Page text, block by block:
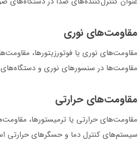
مقاومت‌های نوری
مقاومت‌های نوری یا فوتورزیتور‌ها،
مقاومت‌ها در سنسورهای نوری و
مقاومت‌های حرارتی
مقاومت‌های حرارتی یا ترمیستورها،
سیستم‌های کنترل دما و حسگرهای حرارتی